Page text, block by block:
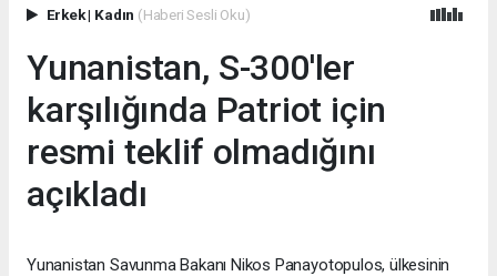
Erkek| Kadın (Haberi Sesli Oku)
Yunanistan, S-300'ler
karşılığında Patriot için
resmi teklif olmadığını
açıkladı
Yunanistan Savunma Bakanı Nikos Panayotopulos, ülkesinin